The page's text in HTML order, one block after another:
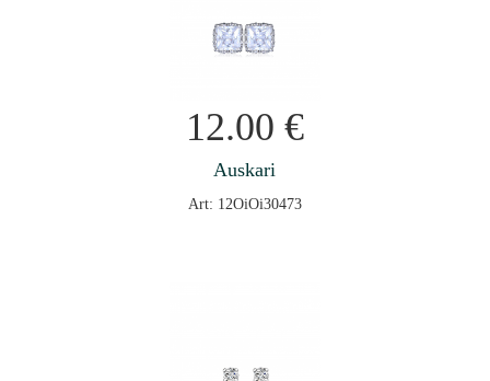
12.00 €
Auskari
Art: 12OiOi30473